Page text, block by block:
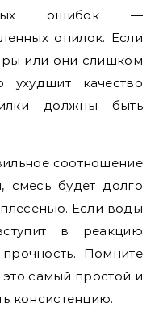
ошибок —
опилок. Если
или они слишком
ухудшит качество
должны быть
соотношение
смесь будет долго
Если воды
в реакцию
Помните
самый простой и
консистенцию.